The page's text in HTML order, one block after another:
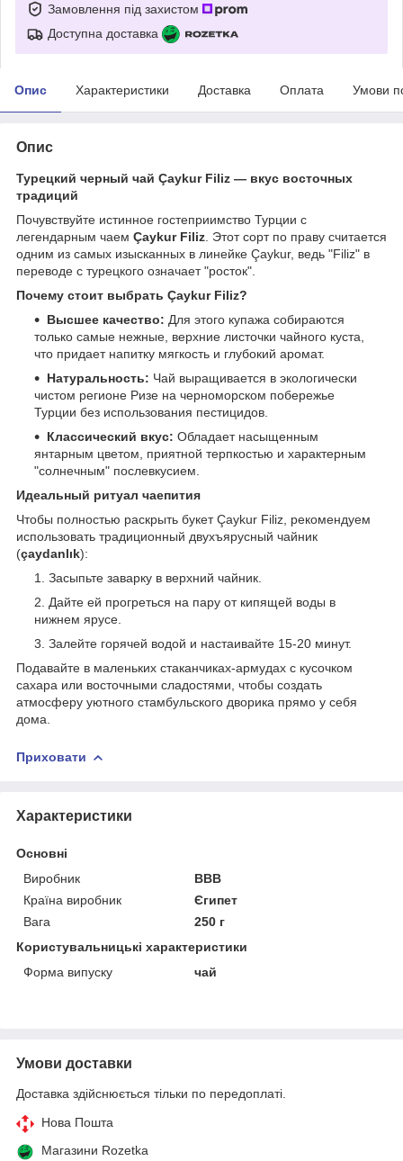
Замовлення під захистом
Доступна доставка
Опис Характеристики Доставка Оплата Умови
Опис
Турецкий черный чай Çaykur Filiz — вкус восточных
традиций
Почувствуйте истинное гостеприимство Турции с
легендарным чаем Çaykur Filiz . Этот сорт по праву считается
одним из самых изысканных в линейке Çaykur, ведь "Filiz" в
переводе с турецкого означает "росток".
Почему стоит выбрать Çaykur Filiz?
Высшее качество: Для этого купажа собираются
только самые нежные, верхние листочки чайного куста,
что придает напитку мягкость и глубокий аромат.
Натуральность: Чай выращивается в экологически
чистом регионе Ризе на черноморском побережье
Турции без использования пестицидов.
Классический вкус: Обладает насыщенным
янтарным цветом, приятной терпкостью и характерным
"солнечным" послевкусием.
Идеальный ритуал чаепития
Чтобы полностью раскрыть букет Çaykur Filiz, рекомендуем
использовать традиционный двухъярусный чайник
(çaydanlık):
Засыпьте заварку в верхний чайник.
Дайте ей прогреться на пару от кипящей воды в
нижнем ярусе.
Залейте горячей водой и настаивайте 15-20 минут.
Подавайте в маленьких стаканчиках-армудах с кусочком
сахара или восточными сладостями, чтобы создать
атмосферу уютного стамбульского дворика прямо у себя
дома.
Приховати
Характеристики
Основні
Виробник
ВВВ
Країна виробник
Єгипет
Вага
250 г
Користувальницькі характеристики
Форма випуску
чай
Умови доставки
Доставка здійснюється тільки по передоплаті.
Нова Пошта
Магазини Rozetka